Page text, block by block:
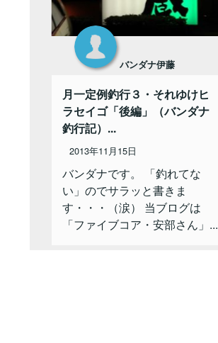
バンダナ伊藤
月一定例釣行３・それゆけヒ
ラセイゴ「後編」（バンダナ
釣行記）...
2013年11月15日
バンダナです。 「釣れてな
い」のでサラッと書きま
す・・・（涙） 当ブログは
「ファイブコア・安部さん」...